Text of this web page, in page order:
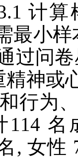
计
最小
过问
神或
行为
114
, 女性